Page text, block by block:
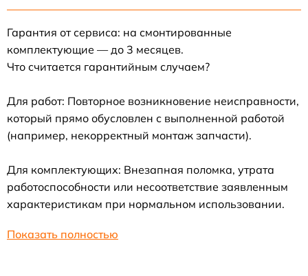
Гарантия от сервиса: на смонтированные
комплектующие — до 3 месяцев.
Что считается гарантийным случаем?
Для работ: Повторное возникновение неисправности,
который прямо обусловлен с выполненной работой
(например, некорректный монтаж запчасти).
Для комплектующих: Внезапная поломка, утрата
работоспособности или несоответствие заявленным
характеристикам при нормальном использовании.
Показать полностью